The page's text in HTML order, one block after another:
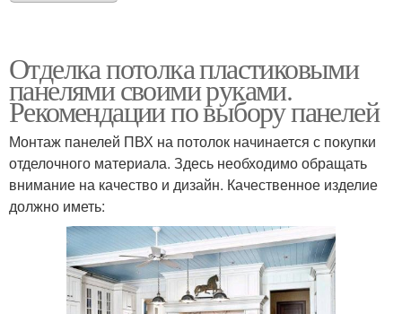
Панели на балконе Потолок в коридоре
Отделка потолка пластиковыми
панелями своими руками.
Рекомендации по выбору панелей
Монтаж панелей ПВХ на потолок начинается с покупки
отделочного материала. Здесь необходимо обращать
внимание на качество и дизайн. Качественное изделие
должно иметь: